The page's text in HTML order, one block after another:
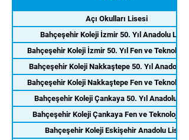
Açı Okulları Lisesi
Bahçeşehir Koleji İzmir 50. Yıl Anadolu Lisesi
Bahçeşehir Koleji İzmir 50. Yıl Fen ve Teknoloji
Bahçeşehir Koleji Nakkaştepe 50. Yıl Anadolu
Bahçeşehir Koleji Nakkaştepe Fen ve Teknoloji
Bahçeşehir Koleji Çankaya 50. Yıl Anadolu
Bahçeşehir Koleji Çankaya Fen ve Teknoloji
Bahçeşehir Koleji Eskişehir Anadolu Lisesi